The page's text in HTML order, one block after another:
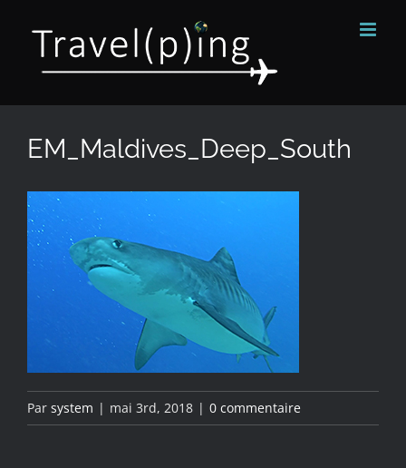
contenu
EM_Maldives_Deep_South
Par system | mai 3rd, 2018 | 0 commentaire